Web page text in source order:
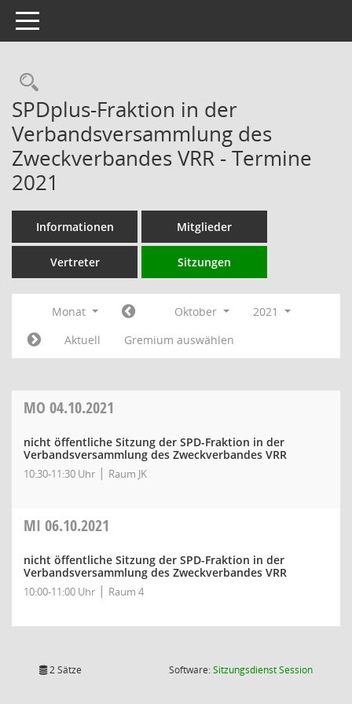
Toggle navigation
Rechercheauswahl
SPDplus-Fraktion in der
Verbandsversammlung des
Zweckverbandes VRR - Termine
2021
Informationen Mitglieder
Vertreter Sitzungen
Monat Oktober
2021
Aktuell
Gremium auswählen
MO 04.10.2021
nicht öffentliche Sitzung der SPD-Fraktion in der
Verbandsversammlung des Zweckverbandes VRR
10:30-11:30 Uhr Raum JK
MI 06.10.2021
nicht öffentliche Sitzung der SPD-Fraktion in der
Verbandsversammlung des Zweckverbandes VRR
10:00-11:00 Uhr Raum 4
2 Sätze Software:SitzungsdienstSession(Wird in